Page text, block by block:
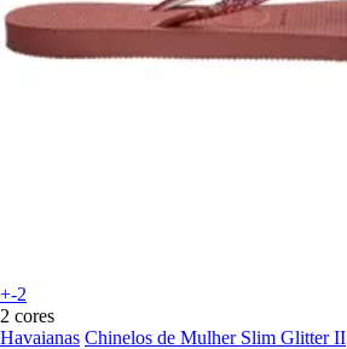
+-2
2 cores
Havaianas Chinelos de Mulher Slim Glitter II